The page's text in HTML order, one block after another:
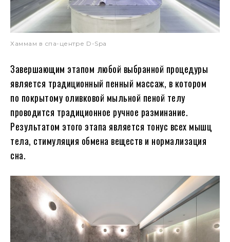
Хаммам в спа-центре D-Spa
Завершающим этапом любой выбранной процедуры
является традиционный пенный массаж, в котором
по покрытому оливковой мыльной пеной телу
проводится традиционное ручное разминание.
Результатом этого этапа является тонус всех мышц
тела, стимуляция обмена веществ и нормализация
сна.